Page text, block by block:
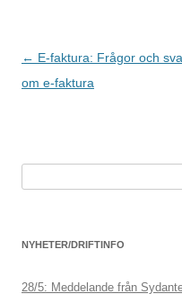
Inläggsnavigering
← E-faktura: Frågor och
om e-faktura
NYHETER/DRIFTINFO
28/5: Meddelande från